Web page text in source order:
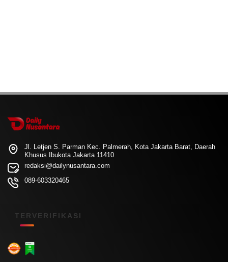
Jl. Letjen S. Parman Kec. Palmerah, Kota Jakarta Barat, Daerah
Khusus Ibukota Jakarta 11410
redaksi@dailynusantara.com
089-603320465
TERVERIFIKASI